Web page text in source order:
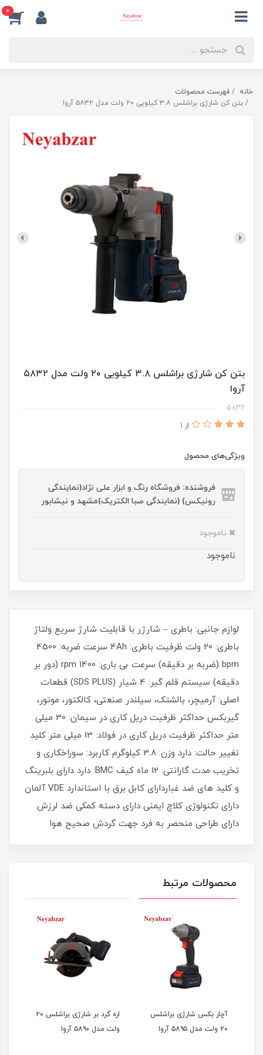
0
خانه
فهرست محصولات
بتن کن شارژی براشلس ۳.۸ کیلویی ۲۰ ولت مدل ۵۸۳۲ آروا
بتن کن شارژی براشلس ۳.۸ کیلویی ۲۰ ولت مدل ۵۸۳۲
آروا
5832
از 1
ویژگی‌های محصول
فروشنده: فروشگاه رنگ و ابزار علی نژاد(نمایندگی
رونیکس) (نمایندگی صبا الکتریک)مشهد و نیشابور
ناموجود
ناموجود
لوازم جانبی: باطری – شارژر با قابلیت شارژ سریع ولتاژ
باطری: 20 ولت ظرفیت باطری: 4Ah سرعت ضربه: 4500
bpm (ضربه بر دقیقه) سرعت بی باری: 1400 rpm (دور بر
دقیقه) سیستم قلم گیر: 4 شیار (SDS PLUS) قطعات
اصلی: آرمیچر، بالشتک، سیلندر صنعتی، کالکتور، موتور،
گیربکس حداکثر ظرفیت دریل کاری در سیمان: 30 میلی
متر حداکثر ظرفیت دریل کاری در فولاد: 13 میلی متر کلید
تغییر حالت: دارد وزن: 3.8 کیلوگرم کاربرد: سوراخکاری و
تخریب مدت گارانتی: 12 ماه کیف BMC: دارد دارای بلبرینگ
و کلید های ضد غباردارای کابل برق با استاندارد VDE آلمان
دارای تکنولوژی کلاچ ایمنی دارای دسته کمکی ضد لرزش
دارای طراحی منحصر به فرد جهت گردش صحیح هوا
محصولات مرتبط
آچار بکس شارژی براشلس
۲۰ ولت مدل ۵۸۹۵ آروا
اره گرد بر شارژی براشلس ۲۰
ولت مدل ۵۸۹۰ آروا